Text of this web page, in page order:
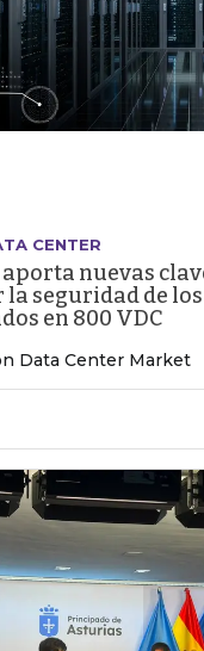
CENTER
nuevas
seguridad de
en 800 VDC
Data Center Market